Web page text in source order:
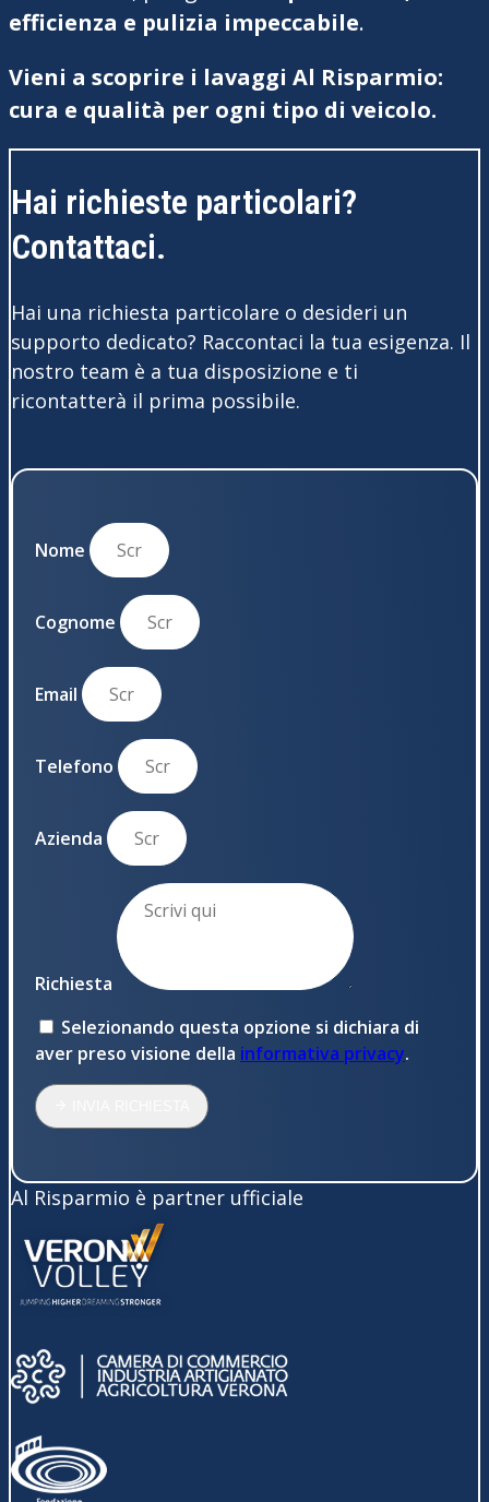
efficienza e pulizia impeccabile.
Vieni a scoprire i lavaggi Al Risparmio:
cura e qualità per ogni tipo di veicolo.
Hai richieste particolari?
Contattaci.
Hai una richiesta particolare o desideri un
supporto dedicato? Raccontaci la tua esigenza. Il
nostro team è a tua disposizione e ti
ricontatterà il prima possibile.
Nome
Cognome
Email
Telefono
Azienda
Richiesta
Selezionando questa opzione si dichiara di
aver preso visione della informativa privacy.
Al Risparmio è partner ufficiale